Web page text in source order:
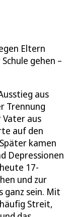
Eltern
gehen –
aus
Trennung
Vater aus
auf den
kamen
Depressionen
17-
und zur
ganz sein. Mit
Streit,